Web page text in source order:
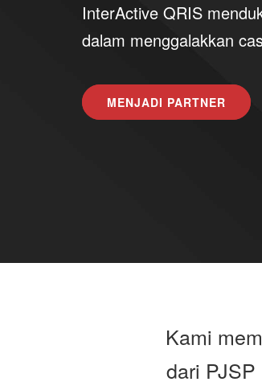
InterActive QRIS
dalam menggalakkan
MENJADI PARTNER
Kami
dari